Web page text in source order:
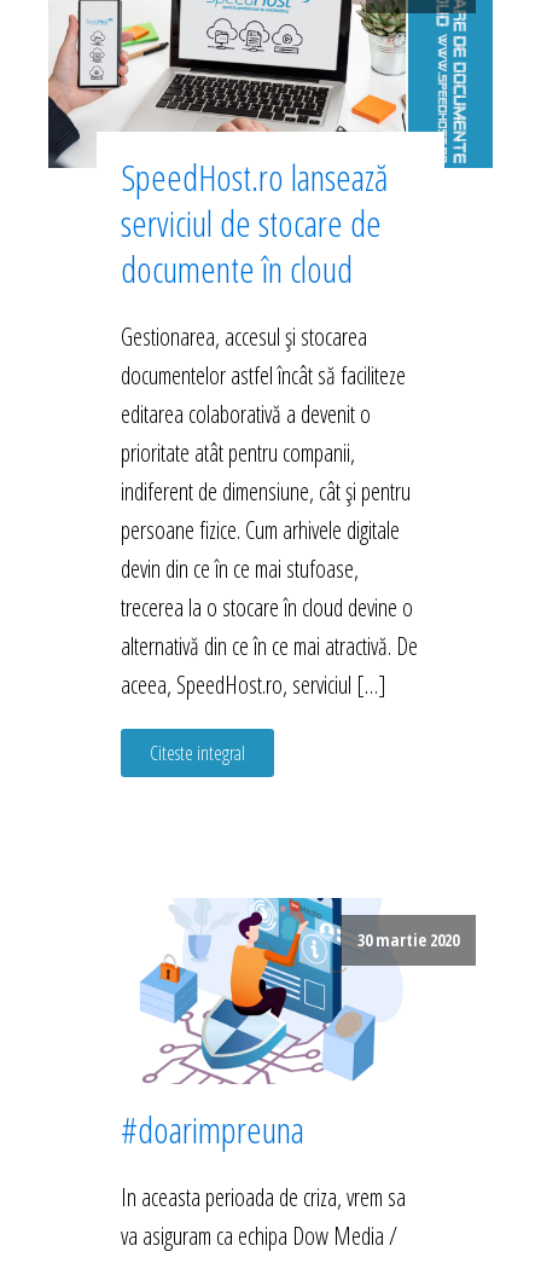
SpeedHost.ro lansează
serviciul de stocare de
documente în cloud
Gestionarea, accesul și stocarea
documentelor astfel încât să faciliteze
editarea colaborativă a devenit o
prioritate atât pentru companii,
indiferent de dimensiune, cât și pentru
persoane fizice. Cum arhivele digitale
devin din ce în ce mai stufoase,
trecerea la o stocare în cloud devine o
alternativă din ce în ce mai atractivă. De
aceea, SpeedHost.ro, serviciul […]
Citeste integral
30 martie 2020
#doarimpreuna
In aceasta perioada de criza, vrem sa
va asiguram ca echipa Dow Media /